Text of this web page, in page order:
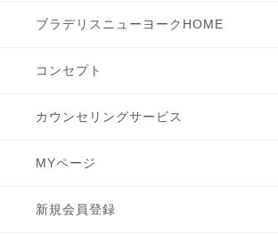
ブラデリスニューヨークHOME
コンセプト
カウンセリングサービス
MYページ
新規会員登録